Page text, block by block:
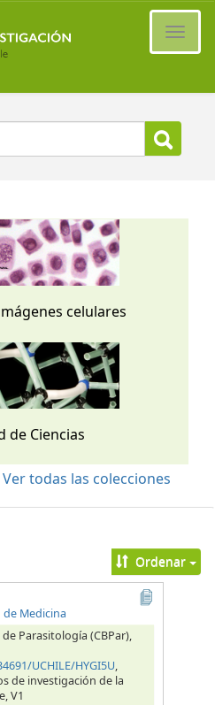
celulares
de Ciencias
Ver todas las colecciones
Ordenar
de Medicina
Parasitología (CBPar),
UCHILE/HYGI5U,
de investigación de la
V1